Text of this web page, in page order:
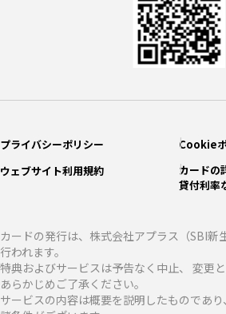
プライバシーポリシー
Cookie
ウェブサイト利用規約
カードの
貸付利率
カードの発行は、株式会社アプラス（SBI新
行われます。
特典およびサービスは予告なく中止、 変更
あらかじめご了承ください。
サービスの内容は概要を説明したものであ